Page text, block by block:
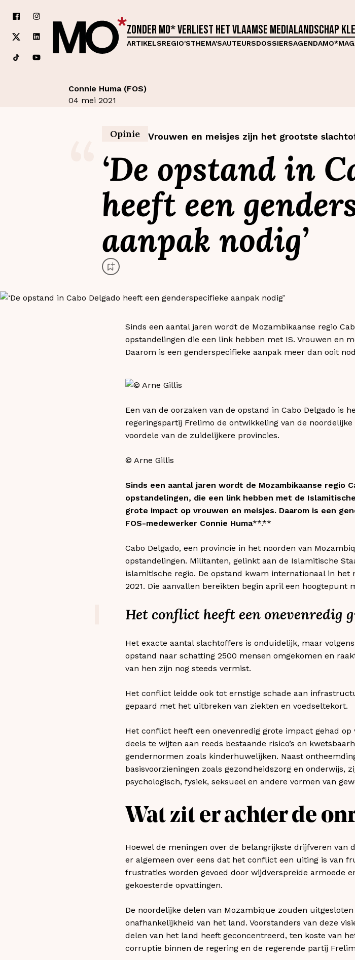
Zonder MO* verliest het Vlaamse medialandschap
ARTIKELSREGIO'STHEMA'SAUTEURSDOSSIERSAGENDA
Connie Huma (FOS)
04 mei 2021
Opinie Vrouwen en meisjes zijn het grootste
‘De opstand in
heeft een
aanpak nodig’
Sinds een aantal jaren wordt de Mozambikaanse regio
opstandelingen die een link hebben met IS. Vrouwen en
Daarom is een genderspecifieke aanpak meer dan ooit
Een van de oorzaken van de opstand in Cabo Delgado is
regeringspartij Frelimo de ontwikkeling van de
voordele van de zuidelijkere provincies.
© Arne Gillis
Sinds een aantal jaren wordt de Mozambikaanse regio
opstandelingen, die een link hebben met de Islamitische
grote impact op vrouwen en meisjes. Daarom is een
FOS-medewerker Connie Huma**.**
Cabo Delgado, een provincie in het noorden van
opstandelingen. Militanten, gelinkt aan de Islamitische
islamitische regio. De opstand kwam internationaal in
2021. Die aanvallen bereikten begin april een hoogtepunt
Het conflict heeft een onevenredig
Het exacte aantal slachtoffers is onduidelijk, maar
opstand naar schatting 2500 mensen omgekomen en
van hen zijn nog steeds vermist.
Het conflict leidde ook tot ernstige schade aan
gepaard met het uitbreken van ziekten en voedseltekort.
Het conflict heeft een onevenredig grote impact gehad
deels te wijten aan reeds bestaande risico’s en
gendernormen zoals kinderhuwelijken. Naast
basisvoorzieningen zoals gezondheidszorg en
psychologisch, fysiek, seksueel en andere vormen van
Wat zit er achter de
Hoewel de meningen over de belangrijkste drijfveren
er algemeen over eens dat het conflict een uiting is van
frustraties worden gevoed door wijdverspreide armoede
gekoesterde opvattingen.
De noordelijke delen van Mozambique zouden
onafhankelijkheid van het land. Voorstanders van deze
delen van het land heeft geconcentreerd, ten koste van
corruptie binnen de regering en de regerende partij